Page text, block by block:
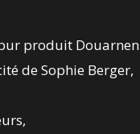
produit
de Sophie Berger,